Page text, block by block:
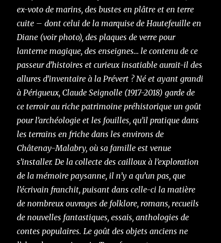
ex-voto de marins, des bustes en plâtre et en terre
cuite –dont celui de la marquise de Hautefeuille en
Diane (voir photo), des plaques de verre pour
lanterne magique, des enseignes… le contenu de ce
passeur d’histoires et curieux insatiable aurait-il des
allures d’inventaire à la Prévert ? Né et ayant grandi
à Périgueux, Claude Seignolle (1917-2018) garde de
ce terroir au riche patrimoine préhistorique un goût
pour l’archéologie et les fouilles, qu’il pratique dans
les terrains en friche dans les environs de
Châtenay-Malabry, où sa famille est venue
s’installer. De la collecte des cailloux à l’exploration
de la mémoire paysanne, il n’y a qu’un pas, que
l’écrivain franchit, puisant dans celle-ci la matière
de nombreux ouvrages de folklore, romans, recueils
de nouvelles fantastiques, essais, anthologies de
contes populaires. Le goût des objets anciens ne